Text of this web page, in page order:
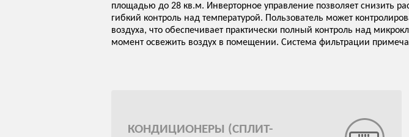
площадью до 28 кв.м. Инверторное управление позволяет снизить
гибкий контроль над температурой. Пользователь может
воздуха, что обеспечивает практически полный контроль над
момент освежить воздух в помещении. Система фильтрации
КОНДИЦИОНЕРЫ (СПЛИТ-